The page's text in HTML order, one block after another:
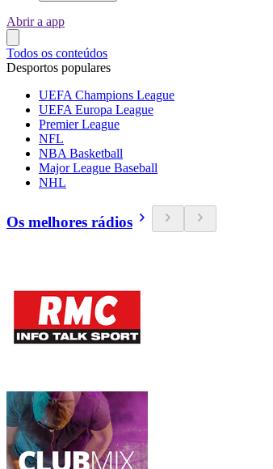
Abrir a app
Todos os conteúdos
Desportos populares
UEFA Champions League
UEFA Europa League
Premier League
NFL
NBA Basketball
Major League Baseball
NHL
Os melhores rádios